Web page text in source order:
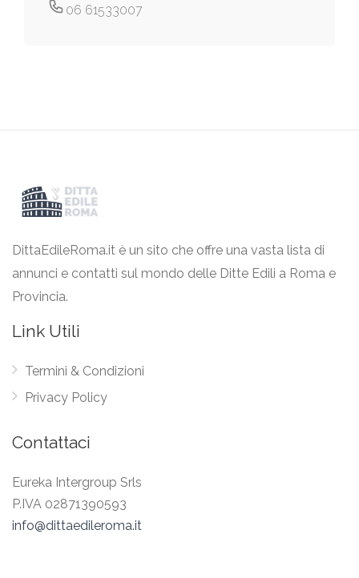
06 61533007
DittaEdileRoma.it è un sito che offre una vasta lista di
annunci e contatti sul mondo delle Ditte Edili a Roma e
Provincia.
Link Utili
Termini & Condizioni
Privacy Policy
Contattaci
Eureka Intergroup Srls
P.IVA 02871390593
info@dittaedileroma.it